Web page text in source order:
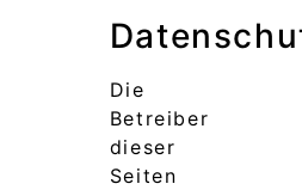
Die
Betreiber
dieser
Seiten